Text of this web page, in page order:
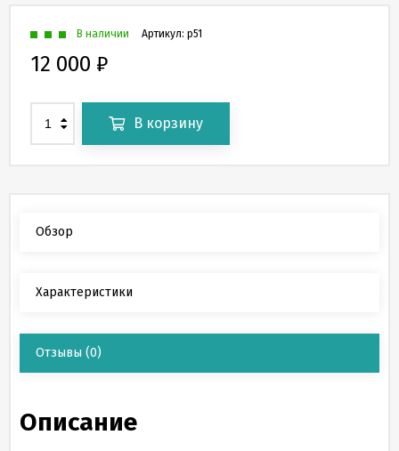
Артикул: p51
В наличии
12 000 ₽
В корзину
Обзор
Характеристики
Отзывы (0)
Описание